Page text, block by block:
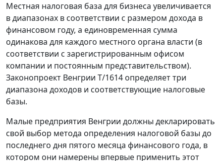
Местная налоговая база для бизнеса увеличивается
в диапазонах в соответствии с размером дохода в
финансовом году, а единовременная сумма
одинакова для каждого местного органа власти (в
соответствии с зарегистрированным офисом
компании и постоянным представительством).
Законопроект Венгрии T/1614 определяет три
диапазона доходов и соответствующие налоговые
базы.
Малые предприятия Венгрии должны декларировать
свой выбор метода определения налоговой базы до
последнего дня пятого месяца финансового года, в
котором они намерены впервые применить этот